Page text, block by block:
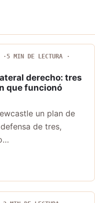
5 MIN DE LECTURA
derecho: tres
que funcionó
un plan de
de tres,